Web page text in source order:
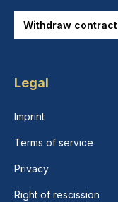
Withdraw contract
Legal
Imprint
Terms of service
Privacy
Right of rescission